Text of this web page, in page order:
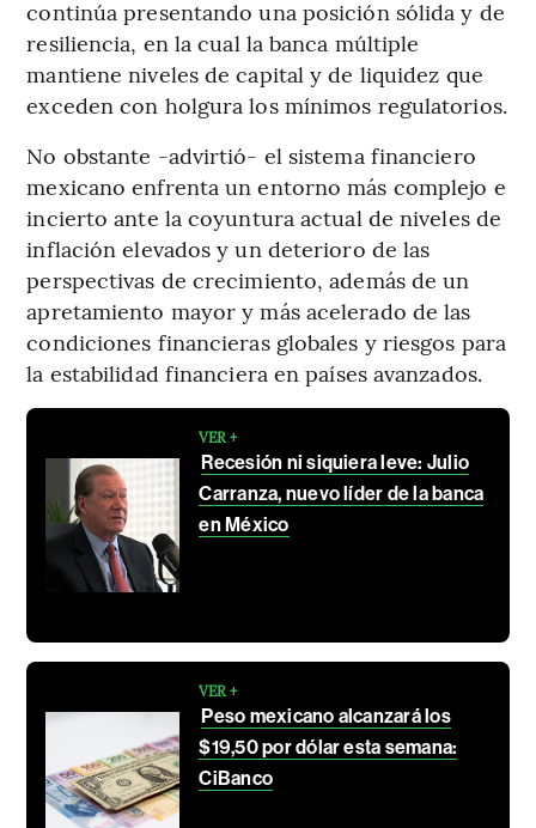
continúa presentando una posición sólida y de
resiliencia, en la cual la banca múltiple
mantiene niveles de capital y de liquidez que
exceden con holgura los mínimos regulatorios.
No obstante -advirtió- el sistema financiero
mexicano enfrenta un entorno más complejo e
incierto ante la coyuntura actual de niveles de
inflación elevados y un deterioro de las
perspectivas de crecimiento, además de un
apretamiento mayor y más acelerado de las
condiciones financieras globales y riesgos para
la estabilidad financiera en países avanzados.
VER +
Recesión ni siquiera leve: Julio
Carranza, nuevo líder de la banca
en México
VER +
Peso mexicano alcanzará los
$19,50 por dólar esta semana:
CiBanco